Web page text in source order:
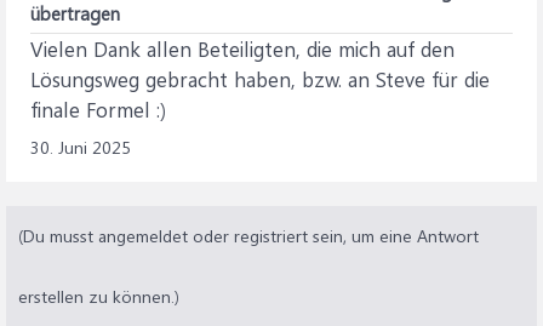
übertragen
Vielen Dank allen Beteiligten, die mich auf den
Lösungsweg gebracht haben, bzw. an Steve für die
finale Formel :)
30. Juni 2025
(Du musst angemeldet oder registriert sein, um eine Antwort
erstellen zu können.)